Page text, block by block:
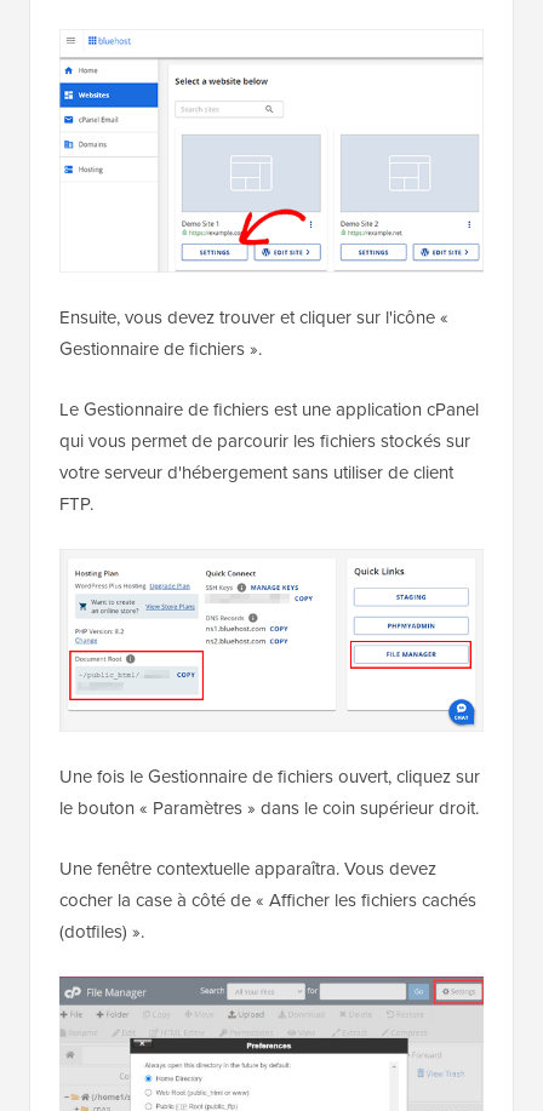
Ensuite, vous devez trouver et cliquer sur l'icône «
Gestionnaire de fichiers ».
Le Gestionnaire de fichiers est une application cPanel
qui vous permet de parcourir les fichiers stockés sur
votre serveur d'hébergement sans utiliser de client
FTP.
Une fois le Gestionnaire de fichiers ouvert, cliquez sur
le bouton « Paramètres » dans le coin supérieur droit.
Une fenêtre contextuelle apparaîtra. Vous devez
cocher la case à côté de « Afficher les fichiers cachés
(dotfiles) ».